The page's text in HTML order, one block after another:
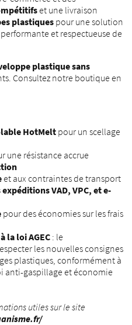
et une livraison
plastiques pour une solution
et respectueuse de
plastique sans
Consultez notre boutique en
HotMelt pour un scellage
une résistance accrue
et aux contraintes de transport
VAD, VPC, et e-
pour des économies sur les frais
la loi AGEC : le
les nouvelles consignes
plastiques, conformément à
anti-gaspillage et économie
utiles sur le site